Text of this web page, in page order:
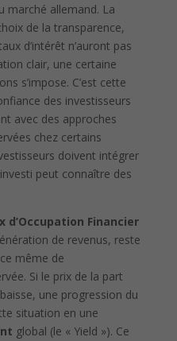
marché allemand. La
de la transparence,
d’intérêt n’auront pas
clair, une certaine
s’impose. C’est cette
des investisseurs
avec des approches
chez certains
doivent intégrer
peut connaître des
d’Occupation Financier
de revenus, reste
même de
Si le prix de la part
une progression du
situation en une
global (le « Yield »). Ce